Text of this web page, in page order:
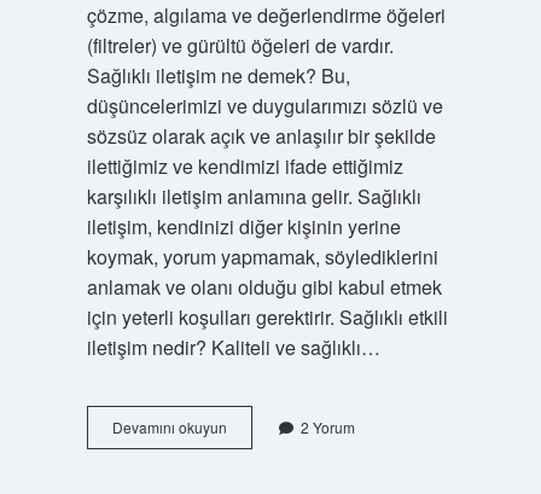
çözme, algılama ve değerlendirme öğeleri
(filtreler) ve gürültü öğeleri de vardır.
Sağlıklı iletişim ne demek? Bu,
düşüncelerimizi ve duygularımızı sözlü ve
sözsüz olarak açık ve anlaşılır bir şekilde
ilettiğimiz ve kendimizi ifade ettiğimiz
karşılıklı iletişim anlamına gelir. Sağlıklı
iletişim, kendinizi diğer kişinin yerine
koymak, yorum yapmamak, söylediklerini
anlamak ve olanı olduğu gibi kabul etmek
için yeterli koşulları gerektirir. Sağlıklı etkili
iletişim nedir? Kaliteli ve sağlıklı…
Devamını okuyunSağlıklı
Bir
2 Yorum